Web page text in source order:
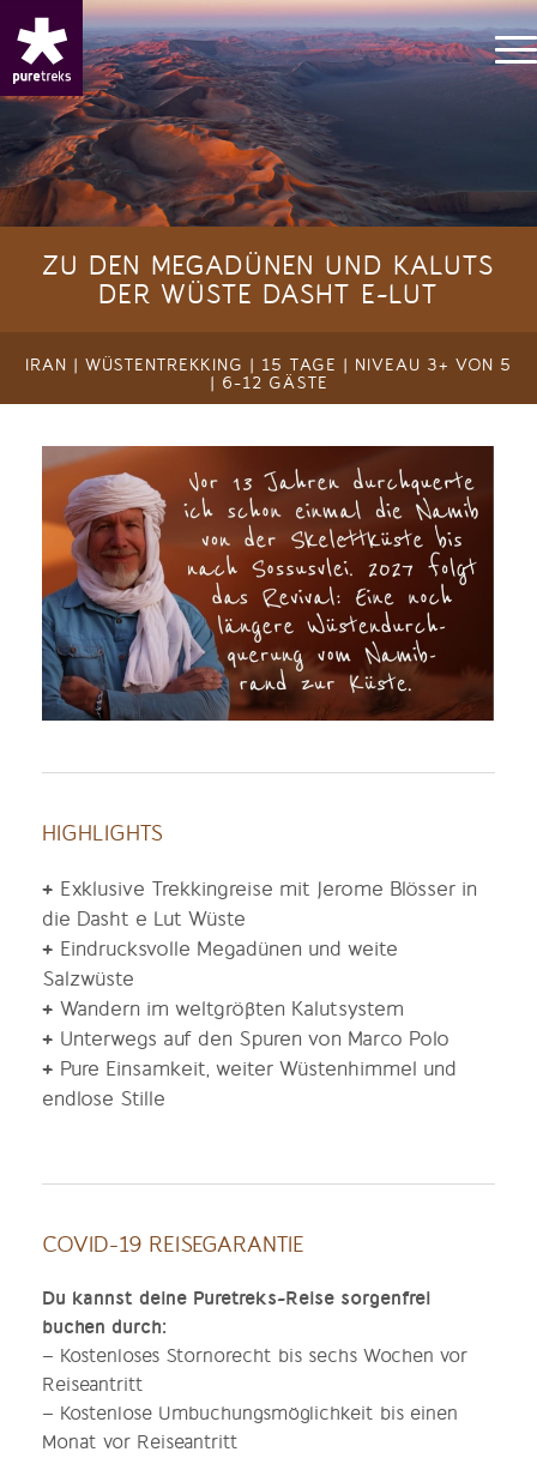
ZU DEN MEGADÜNEN UND KALUTS
DER WÜSTE DASHT E-LUT
IRAN | WÜSTENTREKKING | 15 TAGE | NIVEAU 3+ VON 5
| 6-12 GÄSTE
HIGHLIGHTS
+ Exklusive Trekkingreise mit Jerome Blösser in
die Dasht e Lut Wüste
+ Eindrucksvolle Megadünen und weite
Salzwüste
+ Wandern im weltgrößten Kalutsystem
+ Unterwegs auf den Spuren von Marco Polo
+ Pure Einsamkeit, weiter Wüstenhimmel und
endlose Stille
COVID-19 REISEGARANTIE
Du kannst deine Puretreks-Reise sorgenfrei
buchen durch:
– Kostenloses Stornorecht bis sechs Wochen vor
Reiseantritt
– Kostenlose Umbuchungsmöglichkeit bis einen
Monat vor Reiseantritt